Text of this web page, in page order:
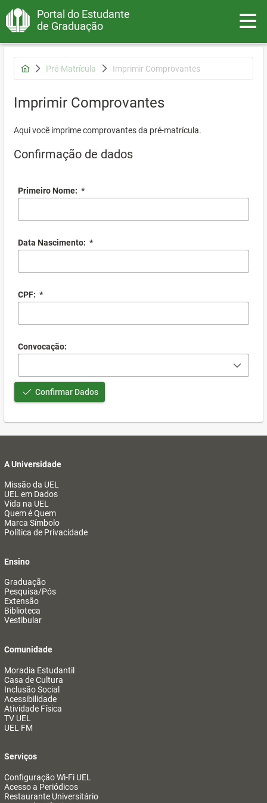
Portal do Estudante
de Graduação
Pré-Matrícula Imprimir Comprovantes
Imprimir Comprovantes
Aqui você imprime comprovantes da pré-matrícula.
Confirmação de dados
Primeiro Nome: *
Data Nascimento: *
CPF: *
Convocação:
Confirmar Dados
A Universidade
Missão da UEL
UEL em Dados
Vida na UEL
Quem é Quem
Marca Símbolo
Política de Privacidade
Ensino
Graduação
Pesquisa/Pós
Extensão
Biblioteca
Vestibular
Comunidade
Moradia Estudantil
Casa de Cultura
Inclusão Social
Acessibilidade
Atividade Física
TV UEL
UEL FM
Serviços
Configuração Wi-Fi UEL
Acesso a Periódicos
Restaurante Universitário